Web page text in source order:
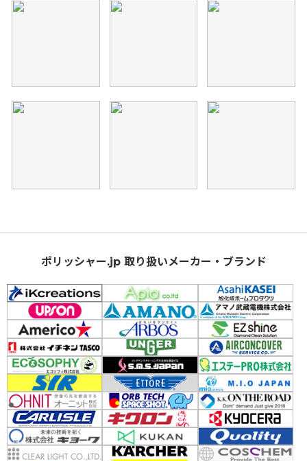
ポリッシャー.jp 取り扱いメーカー・ブランド